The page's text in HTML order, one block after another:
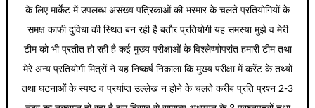
के लिए मार्केट में उपलब्ध असंख्य पत्रिकाओं की भरमार के चलते प्रतियोगियों के
समक्ष काफी दुविधा की स्थित बन रही है बतौर प्रतियोगी यह समस्या मुझे व मेरी
टीम को भी प्रतीत हो रही है कई मुख्य परीक्षाओं के विश्लेष्णोपरांत हमारी टीम तथा
मेरे अन्य प्रतियोगी मित्रों ने यह निष्कर्ष निकाला कि मुख्य परीक्षा में करेंट के तथ्यों
तथा घटनाओं के स्पष्ट व प्रर्याप्त उल्लेख न होने के चलते करीब प्रति प्रश्न 2-3